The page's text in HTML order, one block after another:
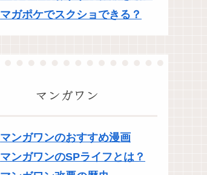
マガポケでスクショできる？
マンガワン
マンガワンのおすすめ漫画
マンガワンのSPライフとは？